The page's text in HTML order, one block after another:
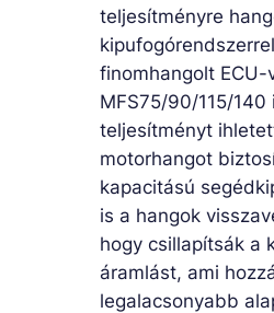
teljesítményre
finomhangolt ECU-
MFS75/90/115/140
teljesítményt
motorhangot
kapacitású
is a hangok
hogy csillapítsák a
áramlást, ami
legalacsonyabb